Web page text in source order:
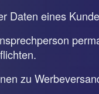
Daten eines
zu